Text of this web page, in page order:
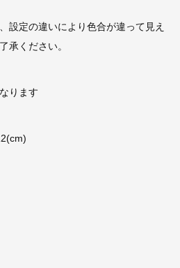
設定の違いにより色合が違って見え
承ください。
ります